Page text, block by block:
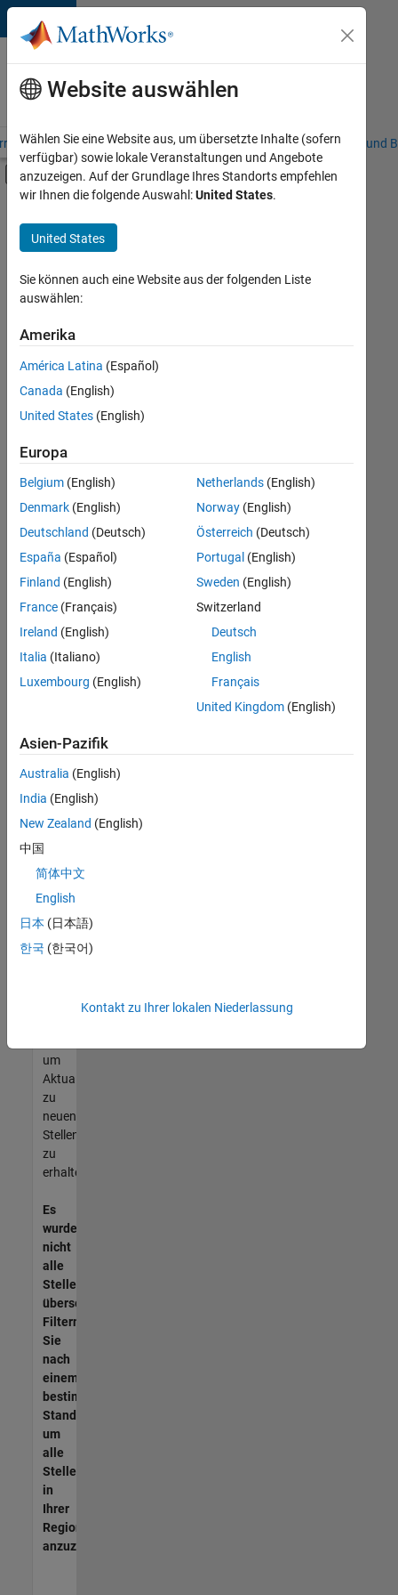
Weiter zum Inhalt
Karriere
bei
MathWorks
– Übersicht Stellensuche Niederlassungen Studierende und
Umschaltung für Off-Canvas-
Hauptinhalt
Praktika
Information Technology
Customer Support
Inside Sales
Sales Operations
Business Model Team
Finance and Operations
Legal
+7
Derzeit
es
keine
offenen
Stellen,
Ihren
Suchkriterien
entsprechen.
können
die
Suchkriterien
weiter
fassen
oder
alle
Stellenangebote
anzeigen .
noch
keine
offenen
Stellen
können,
die
Ihren
entsprechen,
werden
unseres
um
Aktualisierungen
zu
neuen
Stellenangeboten
zu
erhalten.
Es
wurden
nicht
alle
Stellen
übersetzt.
Filtern
Sie
nach
einem
bestimmten
Standort,
um
alle
Stellenangebote
in
Ihrer
Region
anzuzeigen.
Website auswählen
Wählen Sie eine Website aus, um übersetzte Inhalte (sofern
verfügbar) sowie lokale Veranstaltungen und Angebote
anzuzeigen. Auf der Grundlage Ihres Standorts empfehlen
wir Ihnen die folgende Auswahl:United States.
United States
Sie können auch eine Website aus der folgenden Liste
auswählen:
Amerika
América Latina (Español)
Canada (English)
United States (English)
Europa
Belgium (English)
Denmark (English)
Deutschland (Deutsch)
España (Español)
Finland (English)
France (Français)
Ireland (English)
Italia (Italiano)
Luxembourg (English)
Netherlands(English)
Norway(English)
Österreich (Deutsch)
Portugal (English)
Sweden (English)
Switzerland
Deutsch
English
Français
United Kingdom(English)
Asien-Pazifik
Australia (English)
India (English)
New Zealand (English)
中国
简体中文
English
日本 (日本語)
한국 (한국어)
Kontakt zu Ihrer lokalen Niederlassung